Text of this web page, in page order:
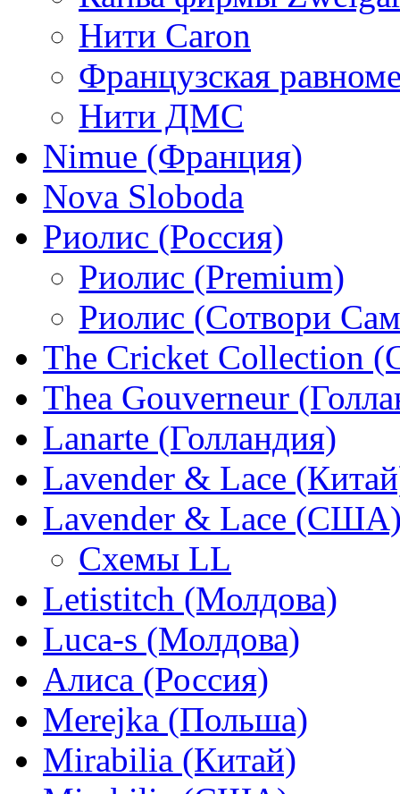
Нити Caron
Французская
Нити ДМС
Nimue (Франция)
Nova Sloboda
Риолис (Россия)
Риолис (Premium)
Риолис (Сотвори
The Cricket Collection
Thea Gouverneur
Lanarte (Голландия)
Lavender & Lace
Lavender & Lace
Схемы LL
Letistitch (Молдова)
Luca-s (Молдова)
Алиса (Россия)
Merejka (Польша)
Mirabilia (Китай)